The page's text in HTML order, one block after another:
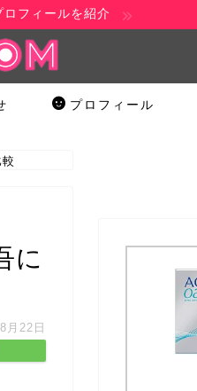
フィールを紹介
プロフィール
に
月22日